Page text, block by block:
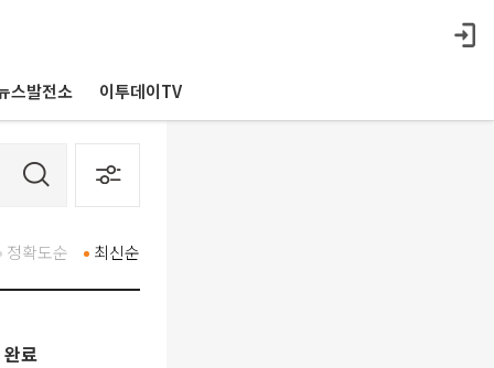
스발전소 이투데이TV
최신순
정확도순
료